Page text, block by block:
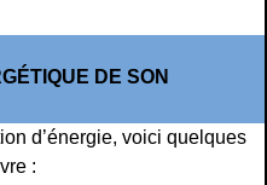
DE SON
d’énergie, voici quelques
: